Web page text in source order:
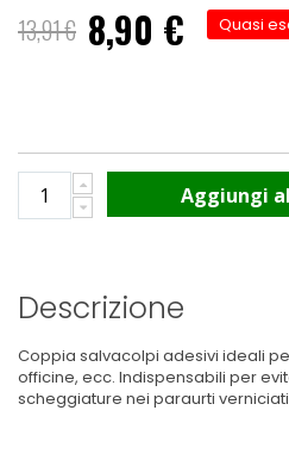
13,91 € Prezzo
speciale
8,90 € Quasi
Aggiungi
Descrizione
Coppia salvacolpi adesivi ideali
officine, ecc. Indispensabili per
scheggiature nei paraurti verniciati